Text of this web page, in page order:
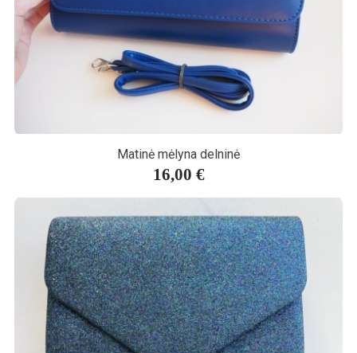
Matinė mėlyna delninė
16,00 €